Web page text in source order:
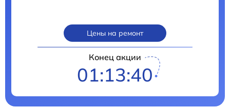
Цены на ремонт
Конец акции
01:13:39